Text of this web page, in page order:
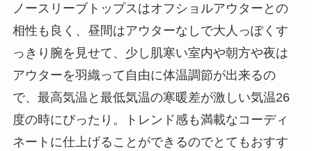
ノースリーブトップスはオフショルアウターとの
相性も良く、昼間はアウターなしで大人っぽくす
っきり腕を見せて、少し肌寒い室内や朝方や夜は
アウターを羽織って自由に体温調節が出来るの
で、最高気温と最低気温の寒暖差が激しい気温26
度の時にぴったり。トレンド感も満載なコーディ
ネートに仕上げることができるのでとてもおすす